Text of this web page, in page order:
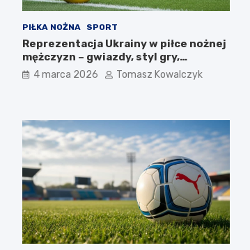
PIŁKA NOŻNA SPORT
Reprezentacja Ukrainy w piłce nożnej
mężczyzn – gwiazdy, styl gry,
osiągnięcia
4 marca 2026 Tomasz Kowalczyk